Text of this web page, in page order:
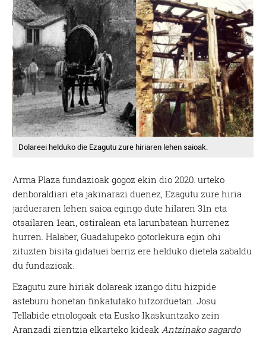
Dolareei helduko die Ezagutu zure hiriaren lehen saioak.
Arma Plaza fundazioak gogoz ekin dio 2020. urteko
denboraldiari eta jakinarazi duenez, Ezagutu zure hiria
jardueraren lehen saioa egingo dute hilaren 31n eta
otsailaren 1ean, ostiralean eta larunbatean hurrenez
hurren. Halaber, Guadalupeko gotorlekura egin ohi
zituzten bisita gidatuei berriz ere helduko dietela zabaldu
du fundazioak.
Ezagutu zure hiriak dolareak izango ditu hizpide
asteburu honetan finkatutako hitzorduetan. Josu
Tellabide etnologoak eta Eusko Ikaskuntzako zein
Aranzadi zientzia elkarteko kideakAntzinako sagardo